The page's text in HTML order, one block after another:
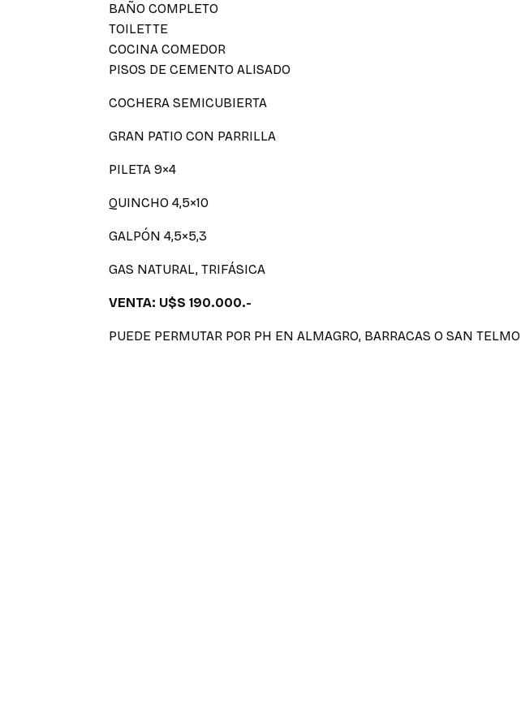
BAÑO COMPLETO
TOILETTE
COCINA COMEDOR
PISOS DE CEMENTO ALISADO
COCHERA SEMICUBIERTA
GRAN PATIO CON PARRILLA
PILETA 9×4
QUINCHO 4,5×10
GALPÓN 4,5×5,3
GAS NATURAL, TRIFÁSICA
VENTA: U$S 190.000.-
PUEDE PERMUTAR POR PH EN ALMAGRO, BARRACAS O SAN TELMO